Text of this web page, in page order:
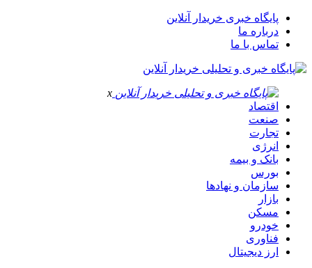
پایگاه خبری خریدار آنلاین
درباره ما
تماس با ما
x
اقتصاد
صنعت
تجارت
انرژی
بانک و بیمه
بورس
سازمان و نهادها
بازار
مسکن
خودرو
فناوری
ارز دیجیتال